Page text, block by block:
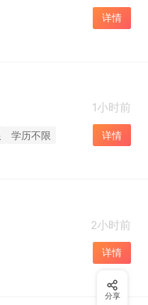
详情
1小时前
学历不限 详情
2小时前
详情
分享